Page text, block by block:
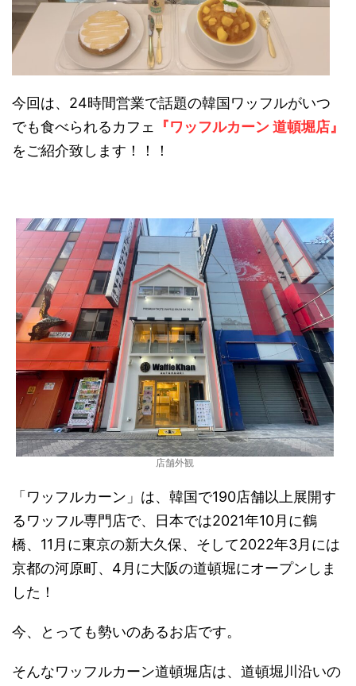
今回は、24時間営業で話題の韓国ワッフルがいつ
でも食べられるカフェ 『ワッフルカーン 道頓堀店』
をご紹介致します！！！
店舗外観
「ワッフルカーン」は、韓国で190店舗以上展開す
るワッフル専門店で、日本では2021年10月に鶴
橋、11月に東京の新大久保、そして2022年3月には
京都の河原町、4月に大阪の道頓堀にオープンしま
した！
今、とっても勢いのあるお店です。
そんなワッフルカーン道頓堀店は、道頓堀川沿いの